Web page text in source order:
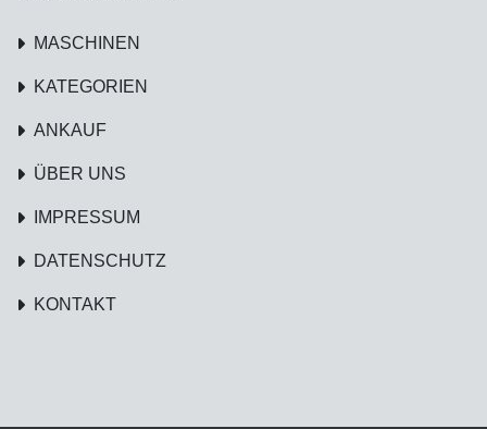
MASCHINEN
KATEGORIEN
ANKAUF
ÜBER UNS
IMPRESSUM
DATENSCHUTZ
KONTAKT